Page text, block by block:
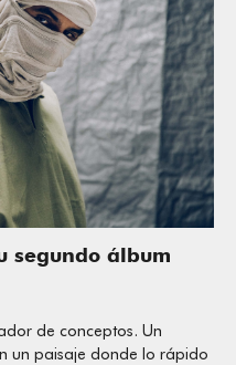
segundo álbum
de conceptos. Un
un paisaje donde lo rápido